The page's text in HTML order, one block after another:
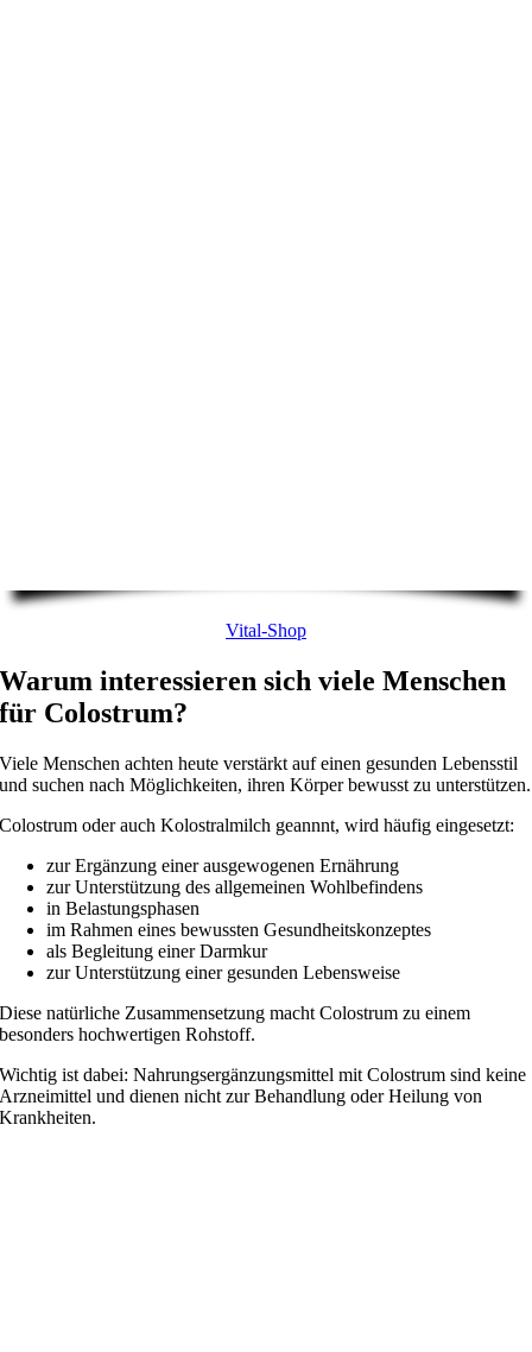
Vital-Shop
Warum interessieren sich viele Menschen
für Colostrum?
Viele Menschen achten heute verstärkt auf einen gesunden Lebensstil
und suchen nach Möglichkeiten, ihren Körper bewusst zu unterstützen.
Colostrum oder auch Kolostralmilch geannnt, wird häufig eingesetzt:
zur Ergänzung einer ausgewogenen Ernährung
zur Unterstützung des allgemeinen Wohlbefindens
in Belastungsphasen
im Rahmen eines bewussten Gesundheitskonzeptes
als Begleitung einer Darmkur
zur Unterstützung einer gesunden Lebensweise
Diese natürliche Zusammensetzung macht Colostrum zu einem
besonders hochwertigen Rohstoff.
Wichtig ist dabei: Nahrungsergänzungsmittel mit Colostrum sind keine
Arzneimittel und dienen nicht zur Behandlung oder Heilung von
Krankheiten.